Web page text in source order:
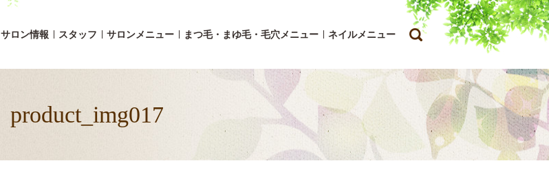
サロン情報 スタッフ サロンメニュー まつ毛・まゆ毛・毛穴メニュー ネイルメニュー search
product_img017